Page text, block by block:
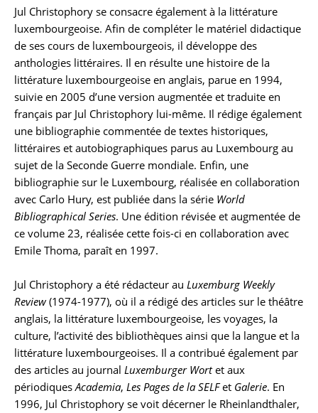
Jul Christophory se consacre également à la littérature
luxembourgeoise. Afin de compléter le matériel didactique
de ses cours de luxembourgeois, il développe des
anthologies littéraires. Il en résulte une histoire de la
littérature luxembourgeoise en anglais, parue en 1994,
suivie en 2005 d’une version augmentée et traduite en
français par Jul Christophory lui-même. Il rédige également
une bibliographie commentée de textes historiques,
littéraires et autobiographiques parus au Luxembourg au
sujet de la Seconde Guerre mondiale. Enfin, une
bibliographie sur le Luxembourg, réalisée en collaboration
avec Carlo Hury, est publiée dans la série World
Bibliographical Series. Une édition révisée et augmentée de
ce volume 23, réalisée cette fois-ci en collaboration avec
Emile Thoma, paraît en 1997.
Jul Christophory a été rédacteur au Luxemburg Weekly
Review(1974-1977), où il a rédigé des articles sur le théâtre
anglais, la littérature luxembourgeoise, les voyages, la
culture, l’activité des bibliothèques ainsi que la langue et la
littérature luxembourgeoises. Il a contribué également par
des articles au journal Luxemburger Wortet aux
périodiquesAcademia, Les Pages de la SELFet Galerie. En
1996, Jul Christophory se voit décerner le Rheinlandthaler,